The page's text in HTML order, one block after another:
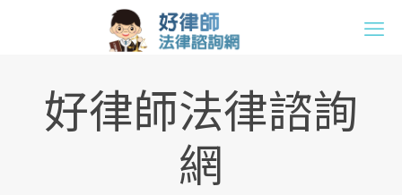
好律師法律諮詢
網